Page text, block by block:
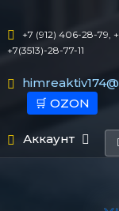
+7 (912) 406-28-79,
+7(3513)-28-77-11
🛒 OZON
Аккаунт